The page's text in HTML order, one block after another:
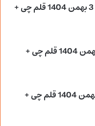
دانلود آزمون ویژه 3 بهمن 1404 قلم چی +
دانلود آزمون 10 بهمن 1404 قلم چی +
دانلود آزمون 24 بهمن 1404 قلم چی +